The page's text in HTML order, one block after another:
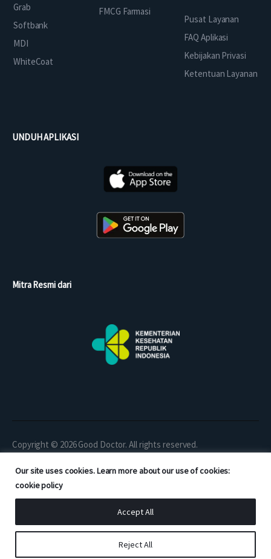
Our site uses cookies. Learn more about our use of cookies:
cookie policy
Reject All
Accept All
Grab
Softbank
MDI
WhiteCoat
FMCG Farmasi
Pusat Layanan
FAQ Aplikasi
Kebijakan Privasi
Ketentuan Layanan
UNDUH APLIKASI
Mitra Resmi dari
Copyright © 2026 Good Doctor. All rights reserved.